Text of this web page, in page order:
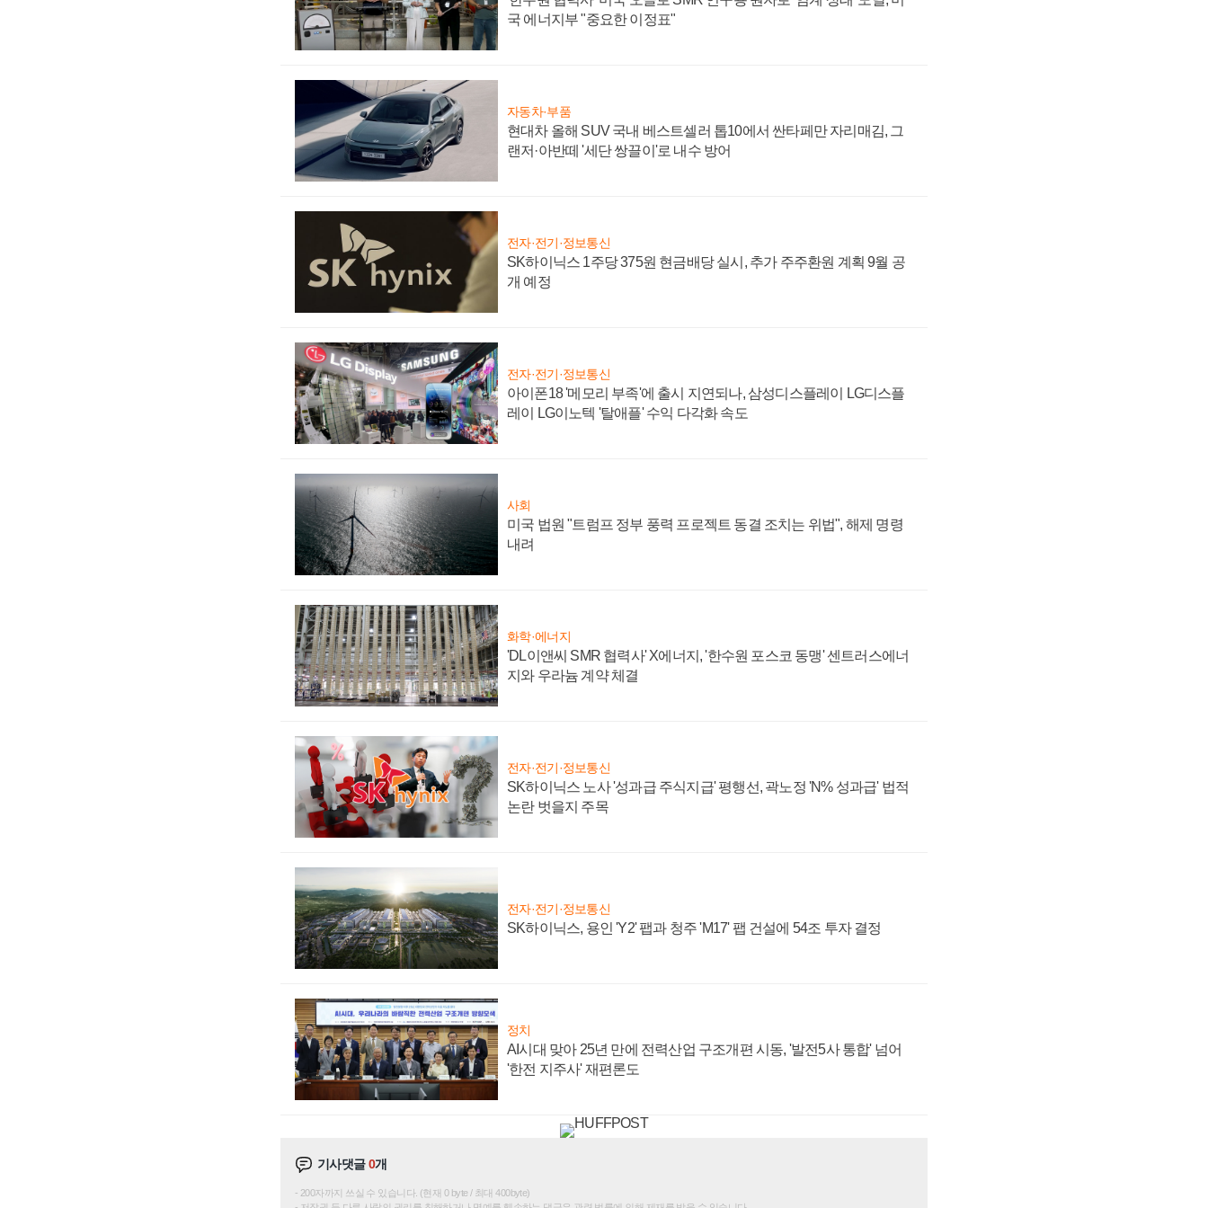
국 에너지부 "중요한 이정표"
자동차·부품
현대차 올해 SUV 국내 베스트셀러 톱10에서 싼타페만 자리매김, 그
랜저·아반떼 '세단 쌍끌이'로 내수 방어
전자·전기·정보통신
SK하이닉스 1주당 375원 현금배당 실시, 추가 주주환원 계획 9월 공
개 예정
전자·전기·정보통신
아이폰18 '메모리 부족'에 출시 지연되나, 삼성디스플레이 LG디스플
레이 LG이노텍 '탈애플' 수익 다각화 속도
사회
미국 법원 "트럼프 정부 풍력 프로젝트 동결 조치는 위법", 해제 명령
내려
화학·에너지
'DL이앤씨 SMR 협력사' X에너지, '한수원 포스코 동맹' 센트러스에너
지와 우라늄 계약 체결
전자·전기·정보통신
SK하이닉스 노사 '성과급 주식지급' 평행선, 곽노정 'N% 성과급' 법적
논란 벗을지 주목
전자·전기·정보통신
SK하이닉스, 용인 'Y2' 팹과 청주 'M17' 팹 건설에 54조 투자 결정
정치
AI시대 맞아 25년 만에 전력산업 구조개편 시동, '발전5사 통합' 넘어
'한전 지주사' 재편론도
기사댓글0개
200자까지 쓰실 수 있습니다. (현재 0 byte / 최대 400byte)